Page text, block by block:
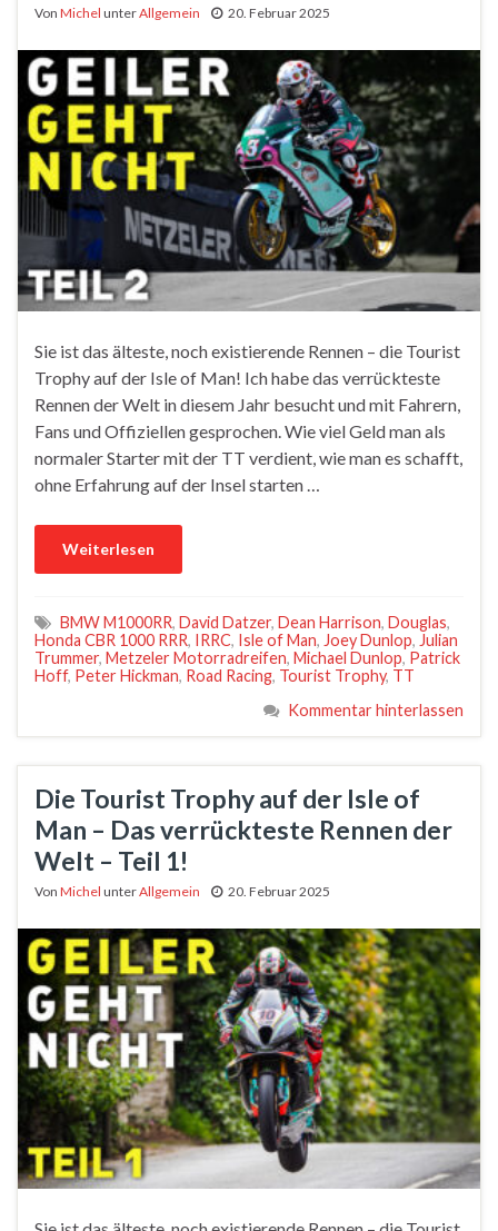
Von Michel unterAllgemein 20. Februar 2025
Sie ist das älteste, noch existierende Rennen – die Tourist
Trophy auf der Isle of Man! Ich habe das verrückteste
Rennen der Welt in diesem Jahr besucht und mit Fahrern,
Fans und Offiziellen gesprochen. Wie viel Geld man als
normaler Starter mit der TT verdient, wie man es schafft,
ohne Erfahrung auf der Insel starten …
Weiterlesen
BMW M1000RR, David Datzer, Dean Harrison, Douglas,
Honda CBR 1000 RRR, IRRC, Isle of Man, Joey Dunlop, Julian
Trummer, Metzeler Motorradreifen, Michael Dunlop, Patrick
Hoff, Peter Hickman, Road Racing, Tourist Trophy, TT
Kommentar hinterlassen
Die Tourist Trophy auf der Isle of
Man – Das verrückteste Rennen der
Welt – Teil 1!
Von Michel unterAllgemein 20. Februar 2025